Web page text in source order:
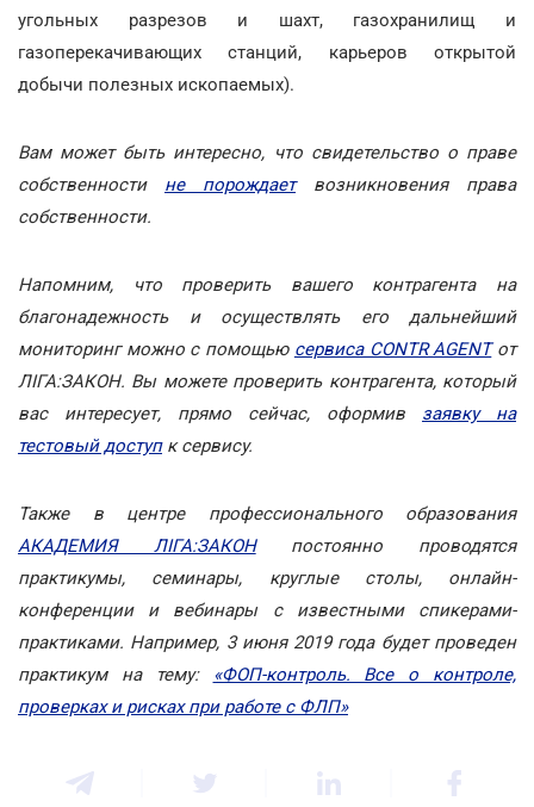
угольных разрезов и шахт, газохранилищ и
газоперекачивающих станций, карьеров открытой
добычи полезных ископаемых).
Вам может быть интересно, что свидетельство о праве
собственности не порождаетвозникновения права
собственности.
Напомним, что проверить вашего контрагента на
благонадежность и осуществлять его дальнейший
мониторинг можно с помощью сервиса CONTR AGENTот
ЛІГА:ЗАКОН. Вы можете проверить контрагента, который
вас интересует, прямо сейчас, оформив заявку на
тестовый доступк сервису.
Также в центре профессионального образования
АКАДЕМИЯ ЛІГА:ЗАКОНпостоянно проводятся
практикумы, семинары, круглые столы, онлайн-
конференции и вебинары с известными спикерами-
практиками. Например, 3 июня 2019 года будет проведен
практикум на тему:
«ФОП-контроль. Все о контроле,
проверках и рисках при работе с ФЛП»